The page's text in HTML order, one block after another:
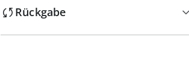
Rückgabe